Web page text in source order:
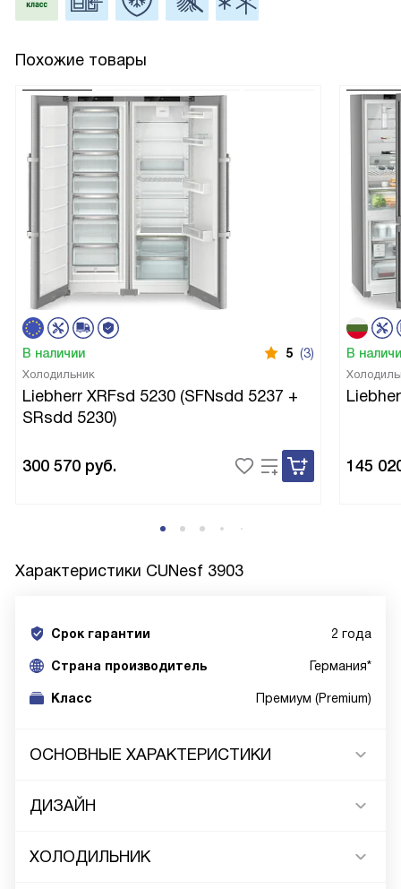
Похожие товары
В наличии 5 (3)
Холодильник
Liebherr XRFsd 5230 (SFNsdd 5237 +
SRsdd 5230)
300 570 руб.
В
145
Характеристики CUNesf 3903
Срок гарантии 2 года
Cтрана производитель Германия*
Класс Премиум (Premium)
ОСНОВНЫЕ ХАРАКТЕРИСТИКИ
ДИЗАЙН
ХОЛОДИЛЬНИК